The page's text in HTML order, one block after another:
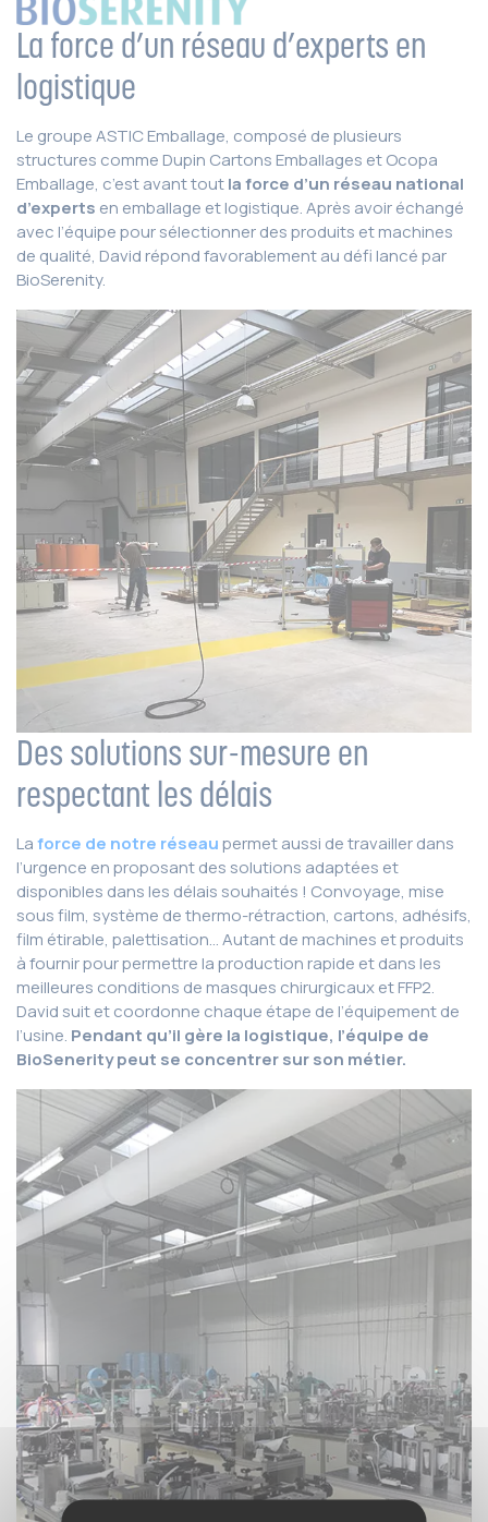
La force d’un réseau d’experts en
logistique
Le groupe ASTIC Emballage, composé de plusieurs
structures comme Dupin Cartons Emballages et Ocopa
Emballage, c’est avant toutla force d’un réseau national
d’experts en emballage et logistique. Après avoir échangé
avec l’équipe pour sélectionner des produits et machines
de qualité, David répond favorablement au défi lancé par
BioSerenity.
Des solutions sur-mesure en
respectant les délais
Laforce de notre réseaupermet aussi de travailler dans
l’urgence en proposant des solutions adaptées et
disponibles dans les délais souhaités ! Convoyage, mise
sous film, système de thermo-rétraction, cartons, adhésifs,
film étirable, palettisation… Autant de machines et produits
à fournir pour permettre la production rapide et dans les
meilleures conditions de masques chirurgicaux et FFP2.
David suit et coordonne chaque étape de l’équipement de
l’usine. Pendant qu’il gère la logistique, l’équipe de
BioSenerity peut se concentrer sur son métier.